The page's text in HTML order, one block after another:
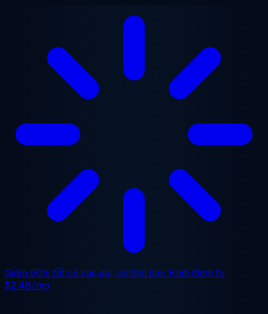
Giảm 50% tất cả các gói, có thời hạn. Khởi điểm từ
$2.48/mo